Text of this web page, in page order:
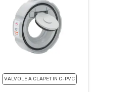
VALVOLE A CLAPET IN C-PVC